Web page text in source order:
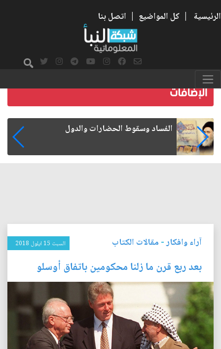
الرئيسية | كل المواضيع | اتصل بنا
رواتب الموظفين على صفيح ساخن
آراء وافكار- مقالات الكتاب السبت 15 ايلول 2018
بعد ربع قرن ما زلنا محكومين باتفاق أوسلو